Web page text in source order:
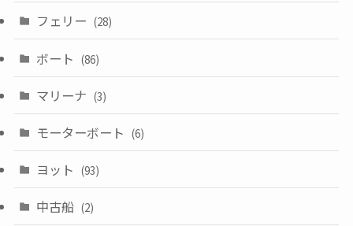
フェリー (28)
ボート (86)
マリーナ (3)
モーターボート (6)
ヨット (93)
中古船 (2)